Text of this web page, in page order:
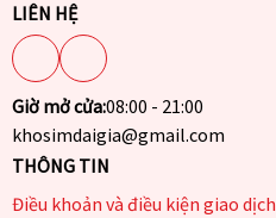
LIÊN HỆ
Giờ mở cửa:08:00 - 21:00
khosimdaigia@gmail.com
THÔNG TIN
Điều khoản và điều kiện giao dịch